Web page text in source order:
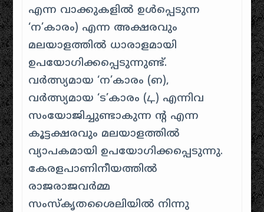
എന്ന വാക്കുകളിൽ ഉൾപ്പെടുന്ന
‘ന’കാരം) എന്ന അക്ഷരവും
മലയാളത്തിൽ ധാരാളമായി
ഉപയോഗിക്കപ്പെടുന്നുണ്ട്.
വർത്സ്യമായ ‘ന’കാരം (ഩ),
വർത്സ്യമായ ‘ട’കാരം (ഺ) എന്നിവ
സംയോജിച്ചുണ്ടാകുന്ന ന്റ എന്ന
കൂട്ടക്ഷരവും മലയാളത്തിൽ
വ്യാപകമായി ഉപയോഗിക്കപ്പെടുന്നു.
കേരളപാണിനീയത്തിൽ
രാജരാജവർമ്മ
സംസ്കൃതശൈലിയിൽ നിന്നു